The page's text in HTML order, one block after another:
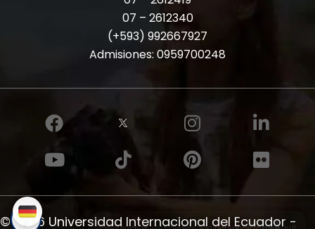
07 – 2612340
(+593) 992667927
Admisiones: 0959700248
© 2026 Universidad Internacional del Ecuador -